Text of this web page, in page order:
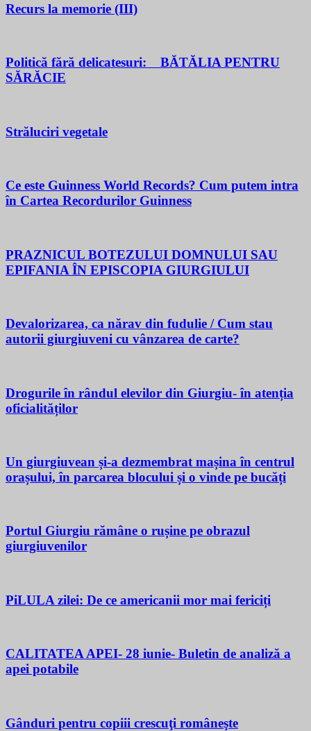
Recurs la memorie (III)
Politică fără delicatesuri: BĂTĂLIA PENTRU
SĂRĂCIE
Străluciri vegetale
Ce este Guinness World Records? Cum putem intra
în Cartea Recordurilor Guinness
PRAZNICUL BOTEZULUI DOMNULUI SAU
EPIFANIA ÎN EPISCOPIA GIURGIULUI
Devalorizarea, ca nărav din fudulie / Cum stau
autorii giurgiuveni cu vânzarea de carte?
Drogurile în rândul elevilor din Giurgiu- în atenția
oficialităților
Un giurgiuvean și-a dezmembrat mașina în centrul
orașului, în parcarea blocului și o vinde pe bucăți
Portul Giurgiu rămâne o rușine pe obrazul
giurgiuvenilor
PiLULA zilei: De ce americanii mor mai fericiți
CALITATEA APEI- 28 iunie- Buletin de analiză a
apei potabile
Gânduri pentru copiii crescuţi româneşte